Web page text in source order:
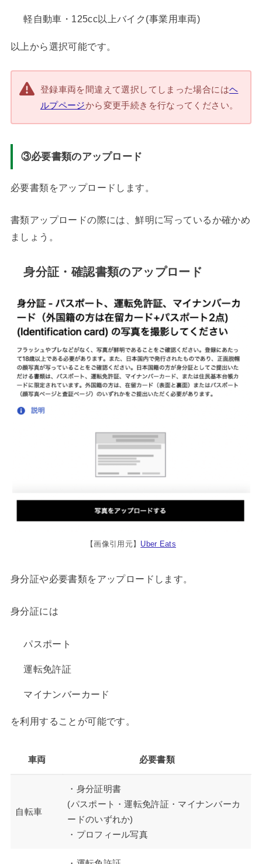
軽自動車・125cc以上バイク(事業用車両)
以上から選択可能です。
登録車両を間違えて選択してしまった場合にはヘ
ルプページから変更手続きを行なってください。
③必要書類のアップロード
必要書類をアップロードします。
書類アップロードの際には、鮮明に写っているか確かめ
ましょう。
身分証・確認書類のアップロード
【画像引用元】 Uber Eats
身分証や必要書類をアップロードします。
身分証には
パスポート
運転免許証
マイナンバーカード
を利用することが可能です。
車両 必要書類
自転車
・身分証明書
(パスポート・運転免許証・マイナンバーカ
ードのいずれか)
・プロフィール写真